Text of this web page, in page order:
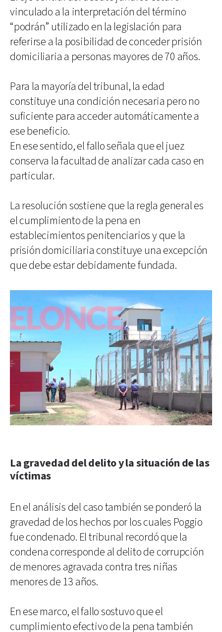
vinculado a la interpretación del término
“podrán” utilizado en la legislación para
referirse a la posibilidad de conceder prisión
domiciliaria a personas mayores de 70 años.
Para la mayoría del tribunal, la edad
constituye una condición necesaria pero no
suficiente para acceder automáticamente a
ese beneficio.
En ese sentido, el fallo señala que el juez
conserva la facultad de analizar cada caso en
particular.
La resolución sostiene que la regla general es
el cumplimiento de la pena en
establecimientos penitenciarios y que la
prisión domiciliaria constituye una excepción
que debe estar debidamente fundada.
La gravedad del delito y la situación de las
víctimas
En el análisis del caso también se ponderó la
gravedad de los hechos por los cuales Poggio
fue condenado. El tribunal recordó que la
condena corresponde al delito de corrupción
de menores agravada contra tres niñas
menores de 13 años.
En ese marco, el fallo sostuvo que el
cumplimiento efectivo de la pena también